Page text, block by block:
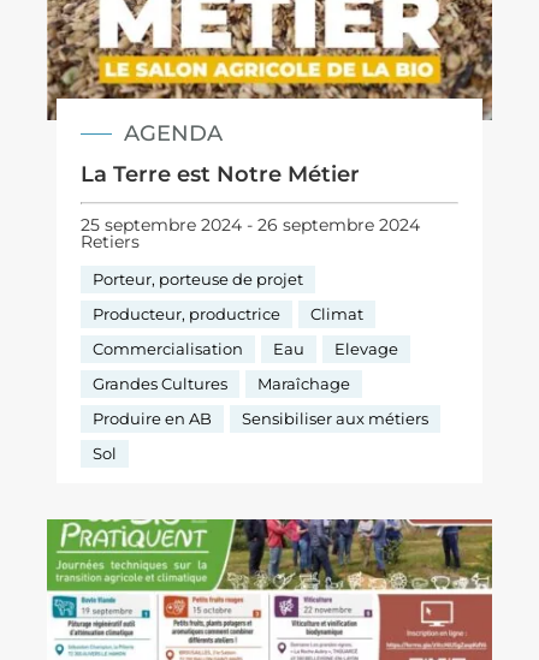
AGENDA
La Terre est Notre Métier
25 septembre 2024 - 26 septembre 2024
Retiers
Porteur, porteuse de projet
Producteur, productrice
Climat
Commercialisation
Eau
Elevage
Grandes Cultures
Maraîchage
Produire en AB
Sensibiliser aux métiers
Sol